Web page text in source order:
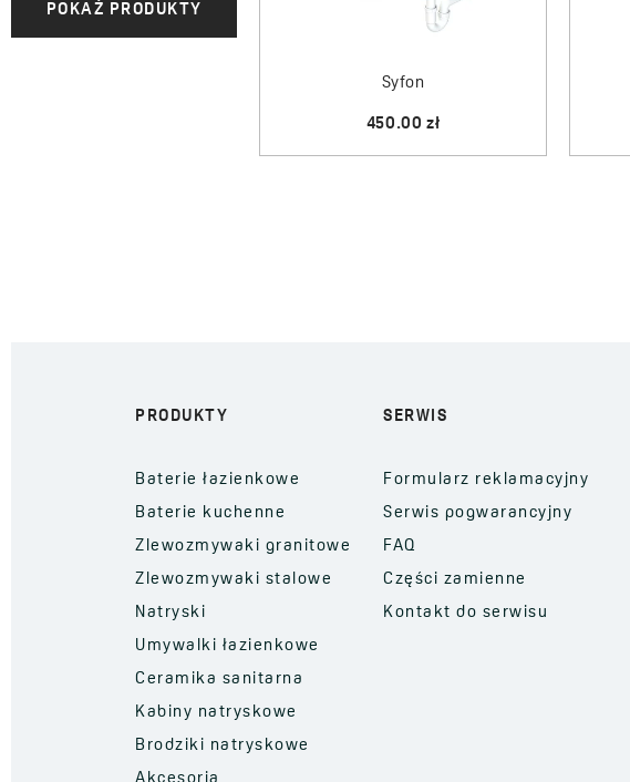
Czarne/brązowe
POKAŻ PRODUKTY
Syfon
450.00 zł
PRODUKTY
Baterie łazienkowe
Baterie kuchenne
Zlewozmywaki granitowe
Zlewozmywaki stalowe
Natryski
Umywalki łazienkowe
Ceramika sanitarna
Kabiny natryskowe
Brodziki natryskowe
SERWIS
Formularz reklamacyjny
Serwis pogwarancyjny
FAQ
Części zamienne
Kontakt do serwisu